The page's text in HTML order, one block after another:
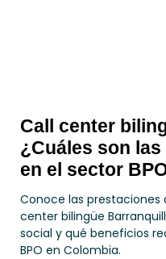
Call center
¿Cuáles son
en el sector
Conoce las
center bilingüe
social y qué beneficios
BPO en Colombia.